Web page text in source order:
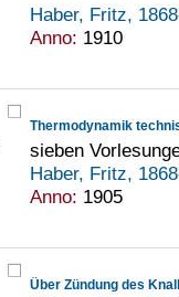
Haber, Fritz,
Anno: 1910
Thermodynamik
sieben
Haber, Fritz,
Anno: 1905
Über Zündung des